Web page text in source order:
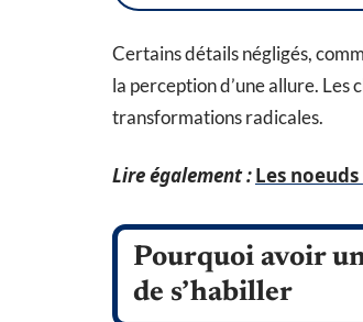
Certains détails négligés,
la perception d’une allure.
transformations radicales.
Lire également :Les
Pourquoi avoir
de s’habiller